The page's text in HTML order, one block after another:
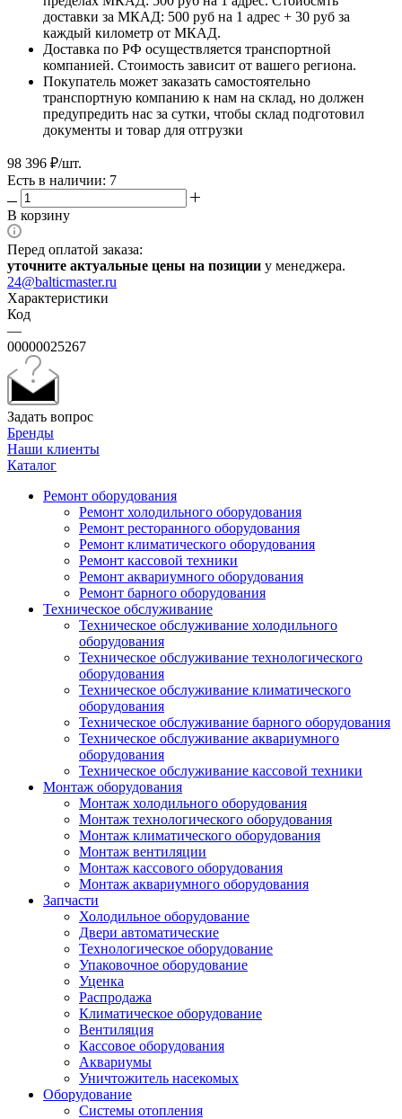
доставки за МКАД: 500 руб на 1 адрес + 30 руб за
каждый километр от МКАД.
Доставка по РФ осуществляется транспортной
компанией. Стоимость зависит от вашего региона.
Покупатель может заказать самостоятельно
транспортную компанию к нам на склад, но должен
предупредить нас за сутки, чтобы склад подготовил
документы и товар для отгрузки
98 396 ₽/шт.
Есть в наличии: 7
В корзину
Перед оплатой заказа:
уточните актуальные цены на позиции у менеджера.
24@balticmaster.ru
Характеристики
Код
—
00000025267
Задать вопрос
Бренды
Наши клиенты
Каталог
Ремонт оборудования
Ремонт холодильного оборудования
Ремонт ресторанного оборудования
Ремонт климатического оборудования
Ремонт кассовой техники
Ремонт аквариумного оборудования
Ремонт барного оборудования
Техническое обслуживание
Техническое обслуживание холодильного
оборудования
Техническое обслуживание технологического
оборудования
Техническое обслуживание климатического
оборудования
Техническое обслуживание барного оборудования
Техническое обслуживание аквариумного
оборудования
Техническое обслуживание кассовой техники
Монтаж оборудования
Монтаж холодильного оборудования
Монтаж технологического оборудования
Монтаж климатического оборудования
Монтаж вентиляции
Монтаж кассового оборудования
Монтаж аквариумного оборудования
Запчасти
Холодильное оборудование
Двери автоматические
Технологическое оборудование
Упаковочное оборудование
Уценка
Распродажа
Климатическое оборудование
Вентиляция
Кассовое оборудования
Аквариумы
Уничтожитель насекомых
Оборудование
Системы отопления